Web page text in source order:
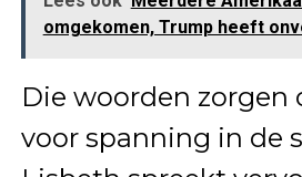
omgekomen, Trump heeft
Die woorden
voor spanning in de